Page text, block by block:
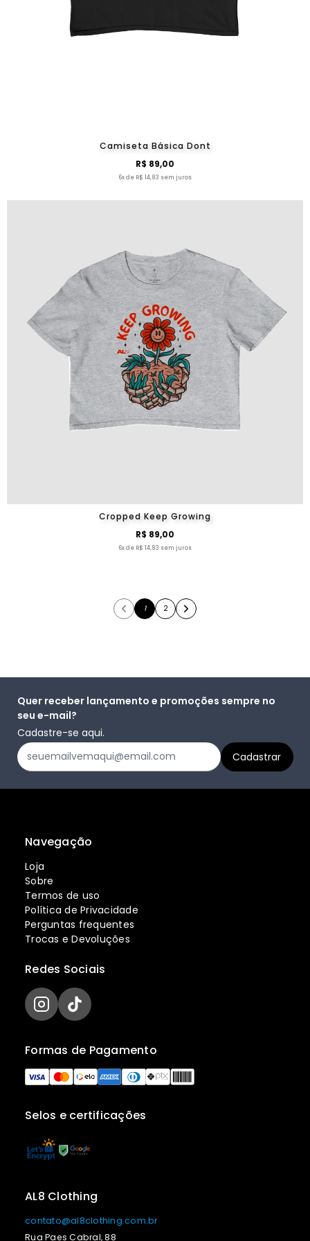
Camiseta Básica Dont
R$ 89,00
6x de R$ 14,83 sem juros
Cropped Keep Growing
R$ 89,00
6x de R$ 14,83 sem juros
1 2
Quer receber lançamento e promoções sempre no
seu e-mail?
Cadastre-se aqui.
Navegação
Loja
Sobre
Termos de uso
Política de Privacidade
Perguntas frequentes
Trocas e Devoluções
Selos e certificações
Formas de Pagamento
Redes Sociais
AL8 Clothing
contato@al8clothing.com.br
Rua Paes Cabral, 88